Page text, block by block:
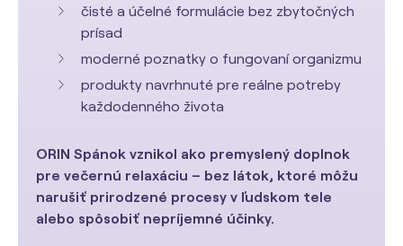
čisté a účelné formulácie bez zbytočných
prísad
moderné poznatky o fungovaní organizmu
produkty navrhnuté pre reálne potreby
každodenného života
ORIN Spánok vznikol ako premyslený doplnok
pre večernú relaxáciu – bez látok, ktoré môžu
narušiť prirodzené procesy v ľudskom tele
alebo spôsobiť nepríjemné účinky.